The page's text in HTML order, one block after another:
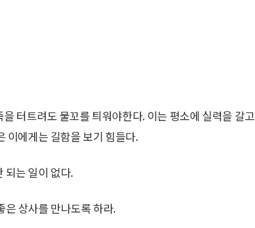
터트려도 물꼬를 틔워야한다. 이는 평소에 실력을 갈고
이에게는 길함을 보기 힘들다.
되는 일이 없다.
은 상사를 만나도록 하라.